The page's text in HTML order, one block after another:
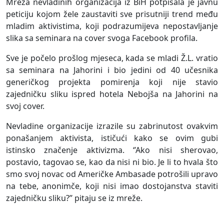
peticiju kojom žele zaustaviti sve prisutniji trend među
mladim aktivistima, koji podrazumijeva nepostavljanje
slika sa seminara na cover svoga Facebook profila.
Sve je počelo prošlog mjeseca, kada se mladi Ž.L. vratio
sa seminara na Jahorini i bio jedini od 40 učesnika
generičkog projekta pomirenja koji nije stavio
zajedničku sliku ispred hotela Nebojša na Jahorini na
svoj cover.
Nevladine organizacije izrazile su zabrinutost ovakvim
ponašanjem aktivista, ističući kako se ovim gubi
istinsko značenje aktivizma. ‘’Ako nisi sherovao,
postavio, tagovao se, kao da nisi ni bio. Je li to hvala što
smo svoj novac od Američke Ambasade potrošili upravo
na tebe, anonimče, koji nisi imao dostojanstva staviti
zajedničku sliku?’’ pitaju se iz mreže.